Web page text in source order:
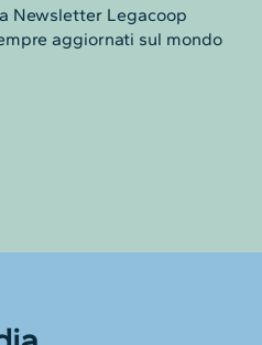
Newsletter Legacoop
aggiornati sul mondo